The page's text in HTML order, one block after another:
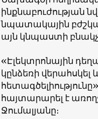
ինքնաբուժության
նպատակային
այն կնպաստի
«Էլեկտրոնային
կընձեռի
հայտարարել է
Ջումալյանը։